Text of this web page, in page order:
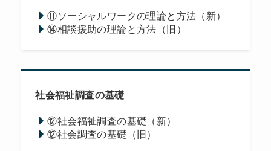
⑪ソーシャルワークの理論と方法（新）
⑭相談援助の理論と方法（旧）
社会福祉調査の基礎
⑫社会福祉調査の基礎（新）
⑫社会調査の基礎（旧）